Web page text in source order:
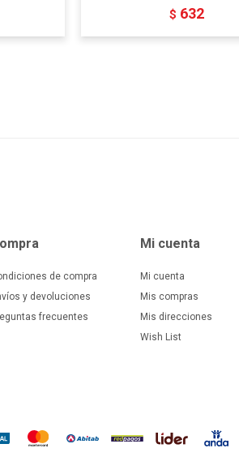
$ 632
de compra
y devoluciones
frecuentes
Mi cuenta
Mi cuenta
Mis compras
Mis direcciones
Wish List